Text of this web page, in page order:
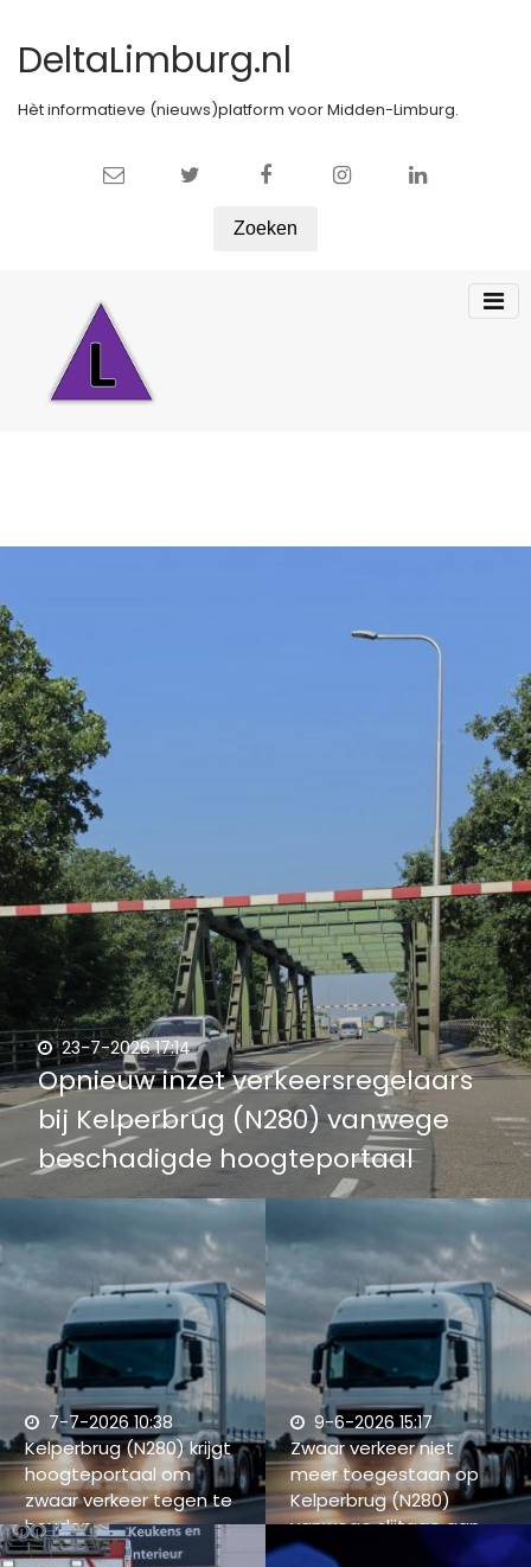
DeltaLimburg.nl
Hèt informatieve (nieuws)platform voor Midden-Limburg.
Zoeken
23-7-2026 17:14
Opnieuw inzet verkeersregelaars
bij Kelperbrug (N280) vanwege
beschadigde hoogteportaal
7-7-2026 10:38
Kelperbrug (N280) krijgt
hoogteportaal om
zwaar verkeer tegen te
houden
9-6-2026 15:17
Zwaar verkeer niet
meer toegestaan op
Kelperbrug (N280)
vanwege slijtage aan
brug